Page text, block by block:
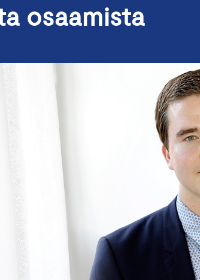
osaamista